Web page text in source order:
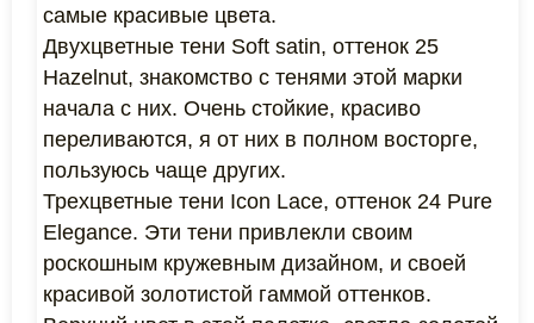
самые красивые цвета.
Двухцветные тени Soft satin, оттенок 25
Hazelnut, знакомство с тенями этой марки
начала с них. Очень стойкие, красиво
переливаются, я от них в полном восторге,
пользуюсь чаще других.
Трехцветные тени Icon Lace, оттенок 24 Pure
Elegance. Эти тени привлекли своим
роскошным кружевным дизайном, и своей
красивой золотистой гаммой оттенков.